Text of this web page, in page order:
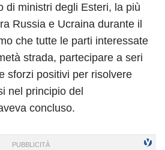
di ministri degli Esteri, la più
Russia e Ucraina durante il
che tutte le parti interessate
strada, partecipare a seri
sforzi positivi per risolvere
nel principio del
concluso.